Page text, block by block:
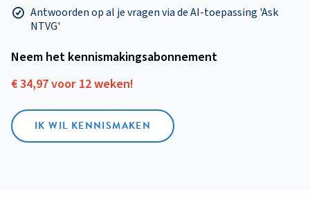
Antwoorden op al je vragen via de AI-toepassing 'Ask
NTVG'
Neem het kennismakings­abonnement
€ 34,97 voor 12 weken!
IK WIL KENNISMAKEN